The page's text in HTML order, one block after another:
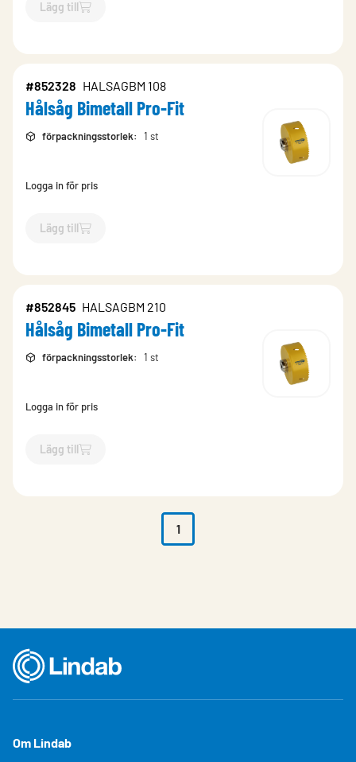
Lägg till
`$Lägg till
#852328 HALSAGBM 108
Hålsåg Bimetall Pro-Fit
förpackningsstorlek: 1 st
Logga in för pris
Lägg till
`$Lägg till
#852845 HALSAGBM 210
Hålsåg Bimetall Pro-Fit
förpackningsstorlek: 1 st
Logga in för pris
Lägg till
`$Lägg till
1
Om Lindab